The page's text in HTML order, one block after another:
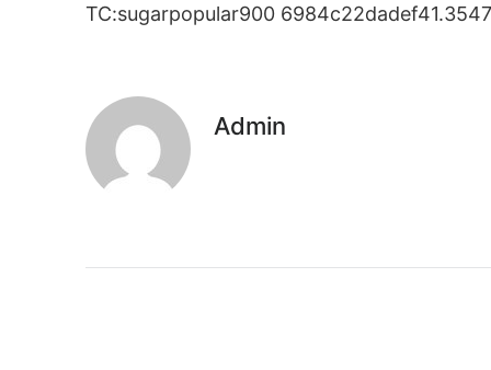
TC:sugarpopular900
Admin